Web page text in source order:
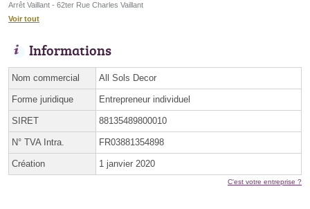
Arrêt Vaillant - 62ter Rue Charles Vaillant
Voir tout
Informations
Nom commercial All Sols Decor
Forme juridique Entrepreneur individuel
SIRET 88135489800010
N° TVA Intra. FR03881354898
Création 1 janvier 2020
C'est votre entreprise ?